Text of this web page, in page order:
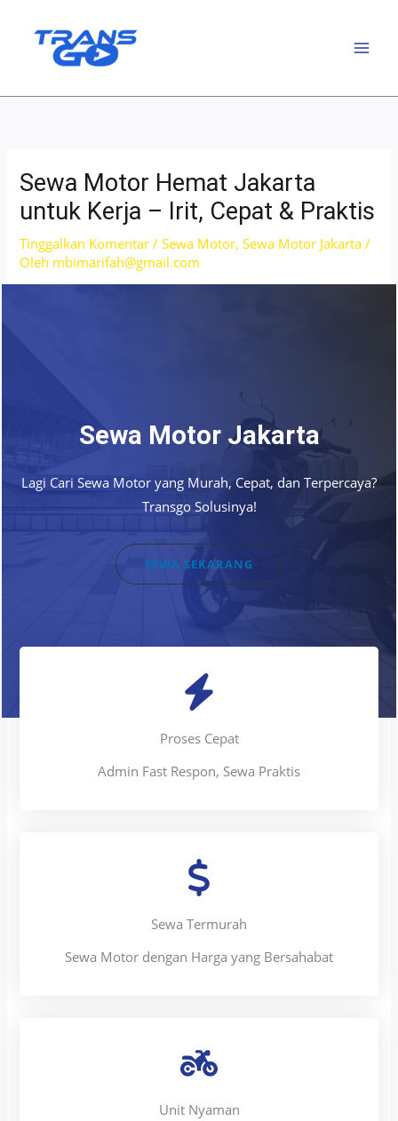
Sewa Motor Hemat Jakarta
untuk Kerja – Irit, Cepat & Praktis
Tinggalkan Komentar /Sewa Motor,Sewa Motor Jakarta /
Oleh mbimarifah@gmail.com
Sewa Motor Jakarta
Lagi Cari Sewa Motor yang Murah, Cepat, dan Terpercaya?
Transgo Solusinya!
SEWA SEKARANG
Proses Cepat
Admin Fast Respon, Sewa Praktis
Sewa Termurah
Sewa Motor dengan Harga yang Bersahabat
Unit Nyaman